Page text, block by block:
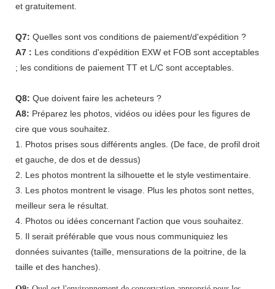
et gratuitement.
Q7: Quelles sont vos conditions de paiement/d'expédition ?
A7 : Les conditions d'expédition EXW et FOB sont acceptables
; les conditions de paiement TT et L/C sont acceptables.
Q8: Que doivent faire les acheteurs ?
A8: Préparez les photos, vidéos ou idées pour les figures de
cire que vous souhaitez.
1. Photos prises sous différents angles. (De face, de profil droit
et gauche, de dos et de dessus)
2. Les photos montrent la silhouette et le style vestimentaire.
3. Les photos montrent le visage. Plus les photos sont nettes,
meilleur sera le résultat.
4. Photos ou idées concernant l'action que vous souhaitez.
5. Il serait préférable que vous nous communiquiez les
données suivantes (taille, mensurations de la poitrine, de la
taille et des hanches).